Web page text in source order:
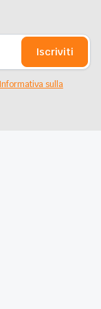
Iscriviti
sulla